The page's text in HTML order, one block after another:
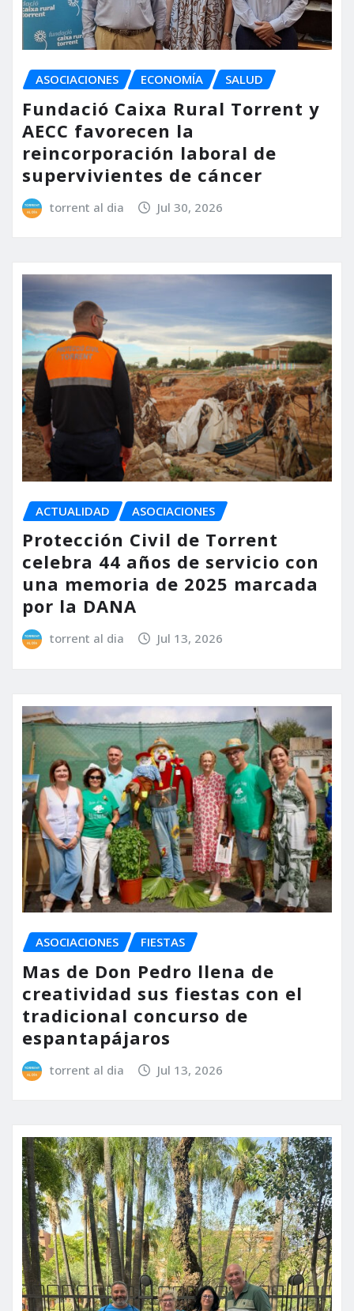
ASOCIACIONES ECONOMÍA SALUD
Fundació Caixa Rural Torrent y
AECC favorecen la
reincorporación laboral de
supervivientes de cáncer
torrent al dia Jul 30, 2026
ACTUALIDAD ASOCIACIONES
Protección Civil de Torrent
celebra 44 años de servicio con
una memoria de 2025 marcada
por la DANA
torrent al dia Jul 13, 2026
ASOCIACIONES FIESTAS
Mas de Don Pedro llena de
creatividad sus fiestas con el
tradicional concurso de
espantapájaros
torrent al dia Jul 13, 2026